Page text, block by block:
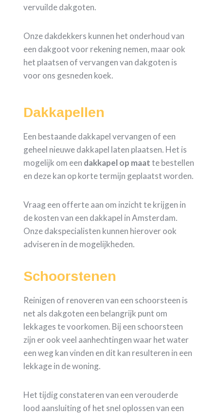
vervuilde dakgoten.
Onze dakdekkers kunnen het onderhoud van
een dakgoot voor rekening nemen, maar ook
het plaatsen of vervangen van dakgoten is
voor ons gesneden koek.
Dakkapellen
Een bestaande dakkapel vervangen of een
geheel nieuwe dakkapel laten plaatsen. Het is
mogelijk om een dakkapel op maatte bestellen
en deze kan op korte termijn geplaatst worden.
Vraag een offerte aan om inzicht te krijgen in
de kosten van een dakkapel in Amsterdam.
Onze dakspecialisten kunnen hierover ook
adviseren in de mogelijkheden.
Schoorstenen
Reinigen of renoveren van een schoorsteen is
net als dakgoten een belangrijk punt om
lekkages te voorkomen. Bij een schoorsteen
zijn er ook veel aanhechtingen waar het water
een weg kan vinden en dit kan resulteren in een
lekkage in de woning.
Het tijdig constateren van een verouderde
lood aansluiting of het snel oplossen van een